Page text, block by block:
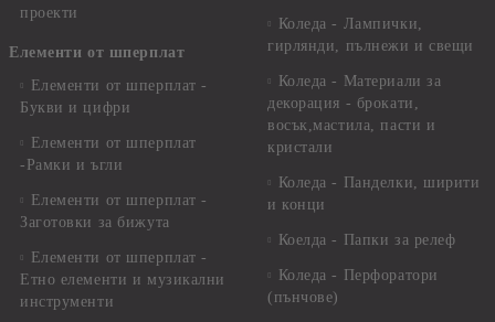
проекти
Елементи от шперплат
Елементи от шперплат -
Букви и цифри
Елементи от шперплат
-Рамки и ъгли
Елементи от шперплат -
Заготовки за бижута
Елементи от шперплат -
Етно елементи и музикални
инструменти
Коледа - Лампички,
гирлянди, пълнежи и свещи
Коледа - Материали за
декорация - брокати,
восък,мастила, пасти и
кристали
Коледа - Панделки, ширити
и конци
Коелда - Папки за релеф
Коледа - Перфоратори
(пънчове)